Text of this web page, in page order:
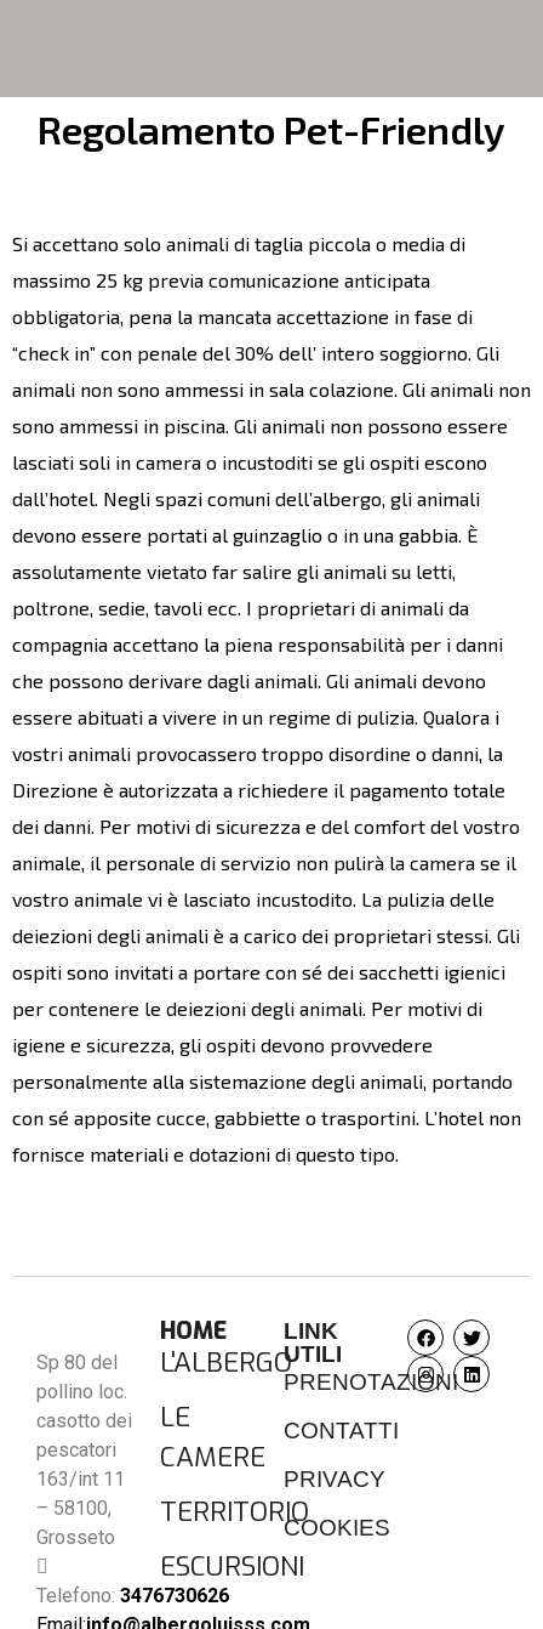
Regolamento Pet-Friendly
Si accettano solo animali di taglia piccola o media di
massimo 25 kg previa comunicazione anticipata
obbligatoria, pena la mancata accettazione in fase di
“check in” con penale del 30% dell’ intero soggiorno. Gli
animali non sono ammessi in sala colazione. Gli animali non
sono ammessi in piscina. Gli animali non possono essere
lasciati soli in camera o incustoditi se gli ospiti escono
dall’hotel. Negli spazi comuni dell’albergo, gli animali
devono essere portati al guinzaglio o in una gabbia. È
assolutamente vietato far salire gli animali su letti,
poltrone, sedie, tavoli ecc. I proprietari di animali da
compagnia accettano la piena responsabilità per i danni
che possono derivare dagli animali. Gli animali devono
essere abituati a vivere in un regime di pulizia. Qualora i
vostri animali provocassero troppo disordine o danni, la
Direzione è autorizzata a richiedere il pagamento totale
dei danni. Per motivi di sicurezza e del comfort del vostro
animale, il personale di servizio non pulirà la camera se il
vostro animale vi è lasciato incustodito. La pulizia delle
deiezioni degli animali è a carico dei proprietari stessi. Gli
ospiti sono invitati a portare con sé dei sacchetti igienici
per contenere le deiezioni degli animali. Per motivi di
igiene e sicurezza, gli ospiti devono provvedere
personalmente alla sistemazione degli animali, portando
con sé apposite cucce, gabbiette o trasportini. L’hotel non
fornisce materiali e dotazioni di questo tipo.
Sp 80 del
pollino loc.
casotto dei
pescatori
163/int 11
– 58100,
Grosseto
Telefono: 3476730626
HOME
L'ALBERGO
LE
CAMERE
TERRITORIO
ESCURSIONI
LINK
UTILI
PRENOTAZIONI
CONTATTI
PRIVACY
COOKIES